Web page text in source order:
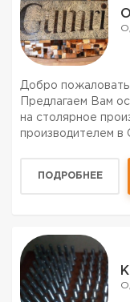
Добро пожаловать
Предлагаем Вам
на столярное
производителем в
фотографии
ПОДРОБНЕЕ